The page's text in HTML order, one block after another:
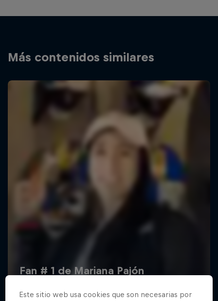
Más contenidos similares
Este sitio web usa cookies que son necesarias por